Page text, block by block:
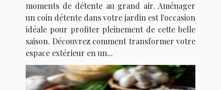
moments de détente au grand air. Aménager
un coin détente dans votre jardin est l'occasion
idéale pour profiter pleinement de cette belle
saison. Découvrez comment transformer votre
espace extérieur en un...